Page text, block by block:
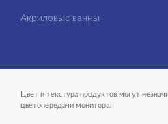
Акриловые ванны
Цвет и текстура продуктов могут
цветопередачи монитора.